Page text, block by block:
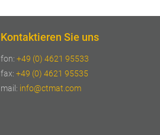
Kontaktieren Sie uns
fon:+49 (0) 4621 95533
fax:+49 (0) 4621 95535
mail: info@ctmat.com